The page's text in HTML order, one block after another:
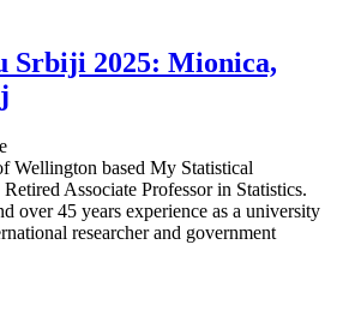
Srbiji 2025: Mionica,
Wellington based My Statistical
Associate Professor in Statistics.
over 45 years experience as a university
researcher and government